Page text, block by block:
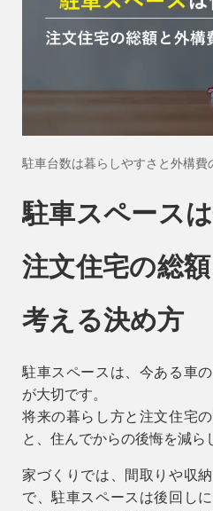
駐車台数は暮らしやすさと外構費
駐車スペース
注文住宅の総
考える決め方
駐車スペースは、今ある車
が大切です。
将来の暮らし方と注文住宅
と、住んでからの後悔を減ら
家づくりでは、間取りや収
で、駐車スペースは後回し
会社情報
イベント
営業時間 9